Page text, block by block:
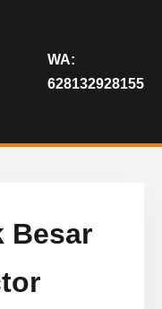
WA:
628132928155
Besar